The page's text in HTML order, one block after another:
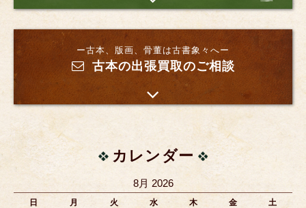
ー古本、版画、骨董は古書象々へー
古本の出張買取のご相談
カレンダー
8月 2026
日 月 火 水 木 金 土